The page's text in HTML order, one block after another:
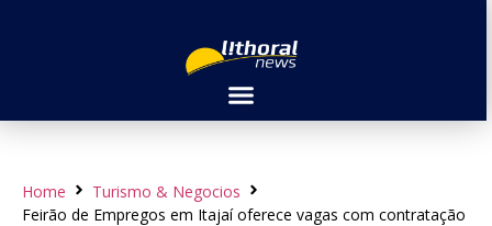
Home
Turismo & Negocios
Feirão de Empregos em Itajaí oferece vagas com contratação